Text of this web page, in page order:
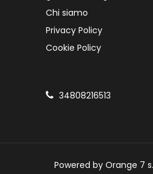
Chi siamo
Privacy Policy
Cookie Policy
34808216513
Powered by Orange 7